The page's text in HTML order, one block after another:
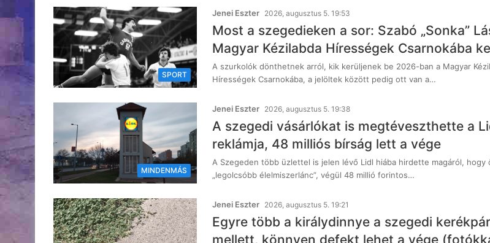
SPORT
Jenei Eszter 2026, augusztus 5. 19:53
Most a szegedieken a sor: Szabó „Sonka”
Magyar Kézilabda Hírességek Csarnokába
A szurkolók dönthetnek arról, kik kerüljenek be 2026-ban a Magyar
Hírességek Csarnokába, a jelöltek között pedig ott van a…
MINDENMÁS
Jenei Eszter 2026, augusztus 5. 19:38
A szegedi vásárlókat is megtéveszthette a
reklámja, 48 milliós bírság lett a vége
A Szegeden több üzlettel is jelen lévő Lidl hiába hirdette magáról, hogy
„legolcsóbb élelmiszerlánc”, végül 48 millió forintos…
Jenei Eszter 2026, augusztus 5. 19:21
Egyre több a királydinnye a szegedi
mellett, könnyen defekt lehet a vége